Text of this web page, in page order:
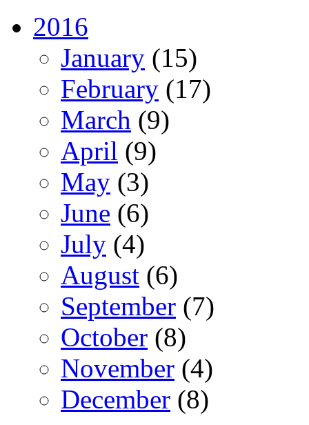
2016
January (15)
February (17)
March (9)
April (9)
May (3)
June (6)
July (4)
August (6)
September (7)
October (8)
November (4)
December (8)